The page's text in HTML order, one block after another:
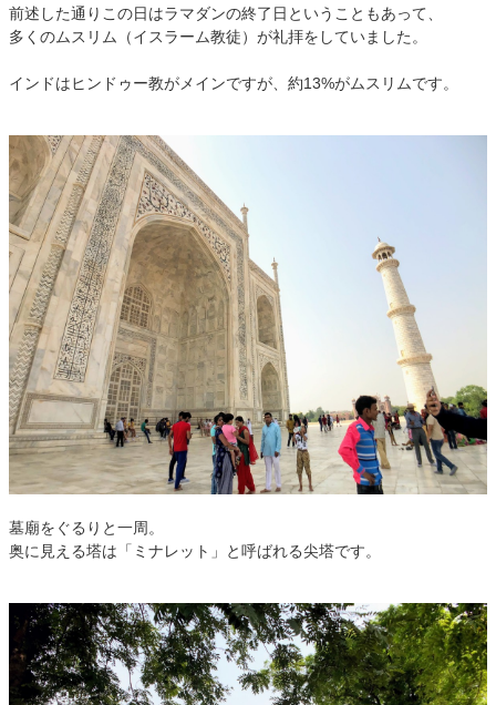
前述した通りこの日はラマダンの終了日ということもあって、
多くのムスリム（イスラーム教徒）が礼拝をしていました。
インドはヒンドゥー教がメインですが、約13%がムスリムです。
墓廟をぐるりと一周。
奥に見える塔は「ミナレット」と呼ばれる尖塔です。